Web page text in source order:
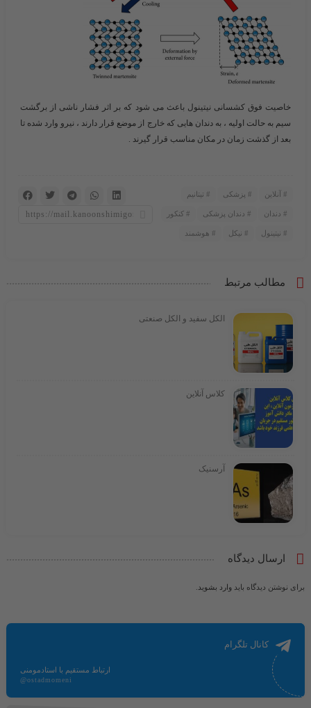
خاصیت فوق کشسانی نیتینول باعث می شود که بر اثر فشار ناشی از برگشت
سیم به حالت اولیه ، به دندان هایی که خارج از موضع قرار دارند ، نیرو وارد شده تا
بعد از گذشت زمان در مکان مناسب قرار گیرند .
آنلاین پزشکی تیتانیم
دندان دندان پزشکی کنکور
نیتینول نیکل هوشمند
مطالب مرتبط
الکل سفید و الکل صنعتی
کلاس آنلاین
آرسنیک
ارسال دیدگاه
برای نوشتن دیدگاه باید وارد بشوید
کانال تلگرام
ارتباط مستقیم با استادمومنی
@ostadmomeni